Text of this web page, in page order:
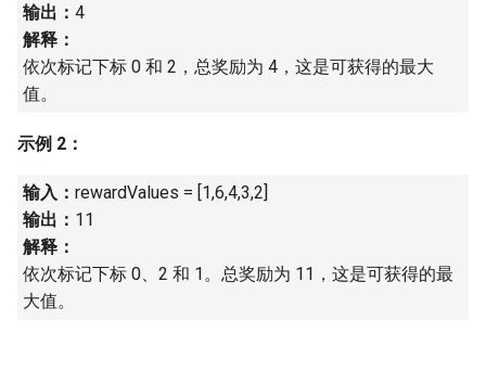
15. 二进制中 1 的个数
16. 数值的整数次方
17. 打印从 1 到最大的 n 位数
18. 删除链表的节点
19. 正则表达式匹配
20. 表示数值的字符串
13. 二维子矩阵的和
14. 字符串中的变位词
15. 字符串中的所有变位词
16. 不含重复字符的最长子字
符串
17. 含有所有字符的最短字符
串
2.5. 链表求和
2.6. 回文链表
2.7. 链表相交
2.8. 环路检测
3.1. 三合一
3.2. 栈的最小值
输出： 4
解释：
依次标记下标 0 和 2，总奖励为 4，这是可获得的最大
值。
示例 2：
输入： rewardValues = [1,6,4,3,2]
输出： 11
解释：
依次标记下标 0、2 和 1。总奖励为 11，这是可获得的最
大值。